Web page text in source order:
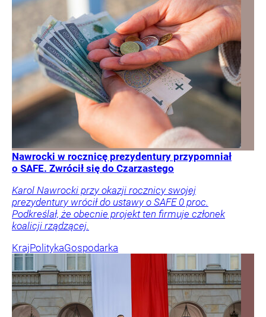
Nawrocki w rocznicę prezydentury przypomniał
o SAFE. Zwrócił się do Czarzastego
Karol Nawrocki przy okazji rocznicy swojej
prezydentury wrócił do ustawy o SAFE 0 proc.
Podkreślał, że obecnie projekt ten firmuje członek
koalicji rządzącej.
KrajPolitykaGospodarka